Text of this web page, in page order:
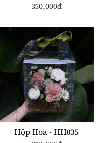
350.000đ
Hộp Hoa - HH035